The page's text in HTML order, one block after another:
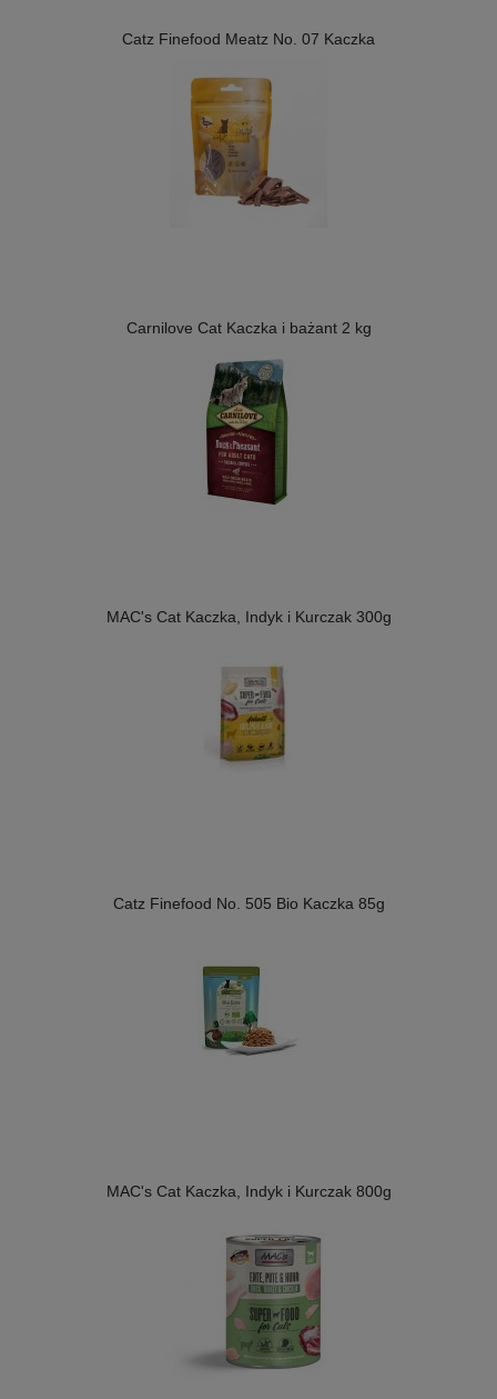
Catz Finefood Meatz No. 07 Kaczka
Carnilove Cat Kaczka i bażant 2 kg
MAC's Cat Kaczka, Indyk i Kurczak 300g
Catz Finefood No. 505 Bio Kaczka 85g
MAC's Cat Kaczka, Indyk i Kurczak 800g